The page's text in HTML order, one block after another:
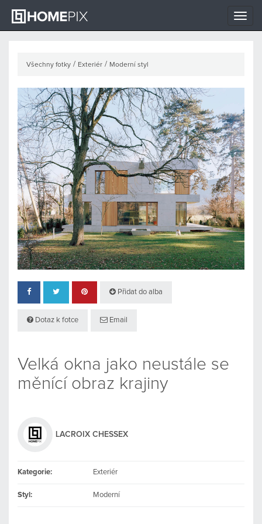
Toggle
Všechny fotky / Exteriér / Moderní styl
Přidat do alba
Dotaz k fotce Email
Velká okna jako neustále se
měnící obraz krajiny
LACROIX CHESSEX
Kategorie: Exteriér
Styl: Moderní